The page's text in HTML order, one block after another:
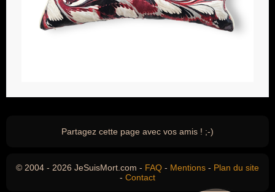
Partagez cette page avec vos amis ! ;-)
© 2004 - 2026 JeSuisMort.com - FAQ - Mentions - Plan du site
- Contact